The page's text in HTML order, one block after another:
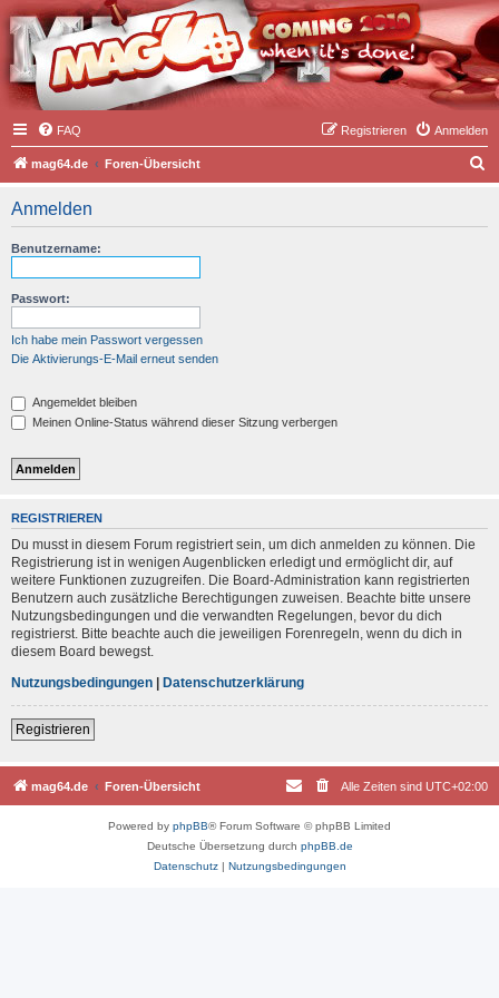
FAQ Anmelden
Registrieren
mag64.de Foren-Übersicht
Anmelden
Benutzername:
Passwort:
Ich habe mein Passwort vergessen
Die Aktivierungs-E-Mail erneut senden
Angemeldet bleiben
Meinen Online-Status während dieser Sitzung verbergen
REGISTRIEREN
Du musst in diesem Forum registriert sein, um dich anmelden zu können. Die
Registrierung ist in wenigen Augenblicken erledigt und ermöglicht dir, auf
weitere Funktionen zuzugreifen. Die Board-Administration kann registrierten
Benutzern auch zusätzliche Berechtigungen zuweisen. Beachte bitte unsere
Nutzungsbedingungen und die verwandten Regelungen, bevor du dich
registrierst. Bitte beachte auch die jeweiligen Forenregeln, wenn du dich in
diesem Board bewegst.
Nutzungsbedingungen | Datenschutzerklärung
Registrieren
mag64.de Foren-Übersicht Alle Zeiten sind UTC+02:00
Powered by phpBB® Forum Software © phpBB Limited
Deutsche Übersetzung durch phpBB.de
Datenschutz| Nutzungsbedingungen